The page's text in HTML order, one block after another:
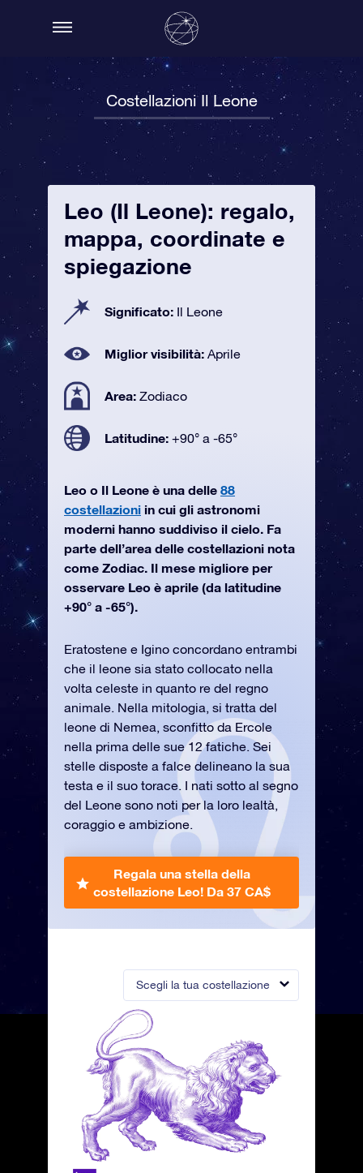
Costellazioni Il Leone
Scegli la tua costellazione
Leo (Il Leone): regalo,
mappa, coordinate e
spiegazione
Significato: Il Leone
Miglior visibilità: Aprile
Area: Zodiaco
Latitudine: +90° a -65°
Leo o Il Leone è una delle 88
costellazioni in cui gli astronomi
moderni hanno suddiviso il cielo. Fa
parte dell’area delle costellazioni nota
come Zodiac. Il mese migliore per
osservare Leo è aprile (da latitudine
+90° a -65°).
Eratostene e Igino concordano entrambi
che il leone sia stato collocato nella
volta celeste in quanto re del regno
animale. Nella mitologia, si tratta del
leone di Nemea, sconfitto da Ercole
nella prima delle sue 12 fatiche. Sei
stelle disposte a falce delineano la sua
testa e il suo torace. I nati sotto al segno
del Leone sono noti per la loro lealtà,
coraggio e ambizione.
Regala una stella della
costellazione Leo! Da 37 CA$